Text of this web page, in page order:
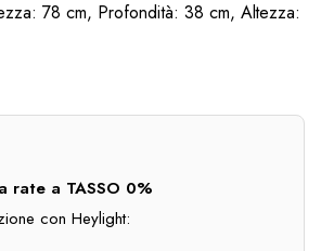
78 cm, Profondità: 38 cm, Altezza:
rate a TASSO 0%
con Heylight: